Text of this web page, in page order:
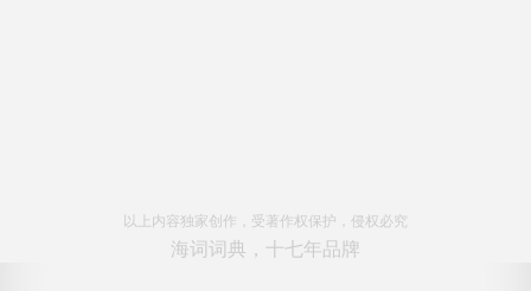
以上内容独家创作，受著作权保护，侵权必究
海词词典，十七年品牌